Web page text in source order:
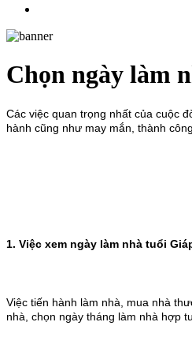
Chọn ngày làm
Các việc quan trọng nhất của cuộc
hành cũng như may mắn, thành
1. Việc xem ngày làm nhà tuổi
Việc tiến hành làm nhà, mua nhà
nhà, chọn ngày tháng làm nhà hợp